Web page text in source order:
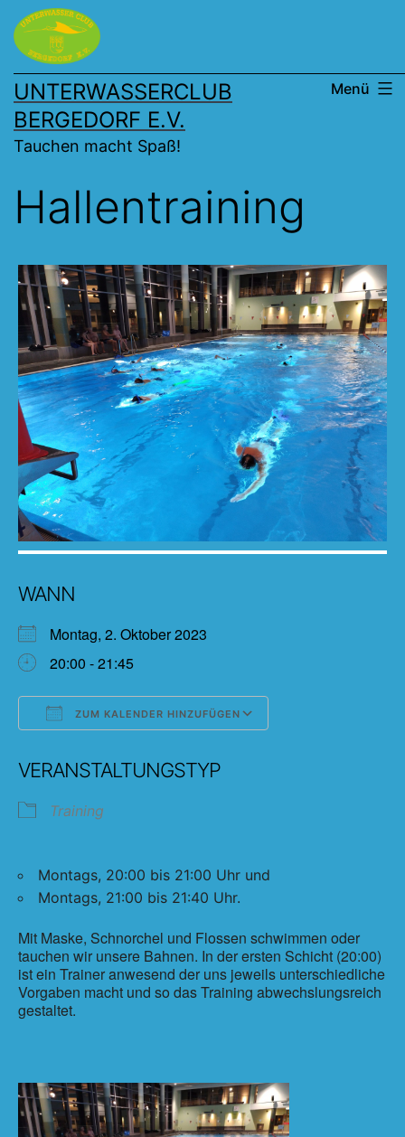
Zum
Inhalt
springen
UNTERWASSERCLUB
BERGEDORF E.V.
Tauchen macht Spaß!
Menü
Hallentraining
WANN
Montag, 2. Oktober 2023
20:00 - 21:45
ZUM KALENDER HINZUFÜGEN
VERANSTALTUNGSTYP
Training
Montags, 20:00 bis 21:00 Uhr und
Montags, 21:00 bis 21:40 Uhr.
Mit Maske, Schnorchel und Flossen schwimmen oder
tauchen wir unsere Bahnen. In der ersten Schicht (20:00)
ist ein Trainer anwesend der uns jeweils unterschiedliche
Vorgaben macht und so das Training abwechslungsreich
gestaltet.